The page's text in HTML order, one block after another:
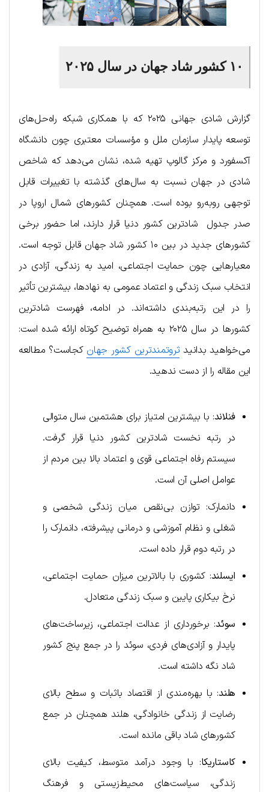
۱۰ کشور شاد جهان در سال ۲۰۲۵
گزارش شادی جهانی ۲۰۲۵ که با همکاری شبکه راه‌حل‌های
توسعه پایدار سازمان ملل و مؤسسات معتبری چون دانشگاه
آکسفورد و مرکز گالوپ تهیه شده، نشان می‌دهد که شاخص
شادی در جهان نسبت به سال‌های گذشته با تغییرات قابل
توجهی روبه‌رو بوده است. همچنان کشورهای شمال اروپا در
صدر جدول شادترین کشور دنیا قرار دارند، اما حضور برخی
کشورهای جدید در بین ۱۰ کشور شاد جهان قابل توجه است.
معیارهایی چون حمایت اجتماعی، امید به زندگی، آزادی در
انتخاب سبک زندگی و اعتماد عمومی به نهادها، بیشترین تأثیر
را در این رتبه‌بندی داشته‌اند. در ادامه، فهرست شادترین
کشورها در سال ۲۰۲۵ به همراه توضیح کوتاه ارائه شده است:
می‌خواهید بدانیدثروتمندترین کشور جهان کجاست؟ مطالعه
این مقاله را از دست ندهید.
فنلاند: با بیشترین امتیاز برای هشتمین سال متوالی
در رتبه نخست شادترین کشور دنیا قرار گرفت.
سیستم رفاه اجتماعی قوی و اعتماد بالا بین مردم از
عوامل اصلی آن است.
دانمارک: توازن بی‌نقص میان زندگی شخصی و
شغلی و نظام آموزشی و درمانی پیشرفته، دانمارک را
در رتبه دوم قرار داده است.
ایسلند: کشوری با بالاترین میزان حمایت اجتماعی،
نرخ بیکاری پایین و سبک زندگی متعادل.
سوئد: برخورداری از عدالت اجتماعی، زیرساخت‌های
پایدار و آزادی‌های فردی، سوئد را در جمع پنج کشور
شاد نگه داشته است.
هلند: با بهره‌مندی از اقتصاد باثبات و سطح بالای
رضایت از زندگی خانوادگی، هلند همچنان در جمع
کشورهای شاد باقی مانده است.
کاستاریکا: با وجود درآمد متوسط، کیفیت بالای
زندگی، سیاست‌های محیط‌زیستی و فرهنگ